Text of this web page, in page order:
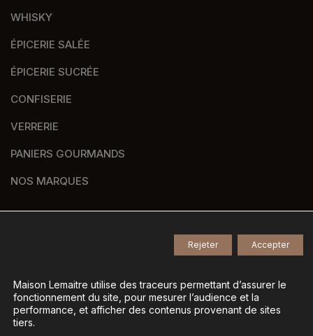
WHISKY
ÉPICERIE SALÉE
ÉPICERIE SUCRÉE
CONFISERIE
VERRERIE
PANIERS GOURMANDS
NOS MARQUES
Tous droits réservés -
Mentions légales-
Gestion des données personnelles-
Gérer mes cookies
Maison Lemaitre utilise des traceurs permettant d’assurer le
fonctionnement du site, pour mesurer l’audience et la
performance, et afficher des contenus provenant de sites
tiers.
Accepter
Rejeter